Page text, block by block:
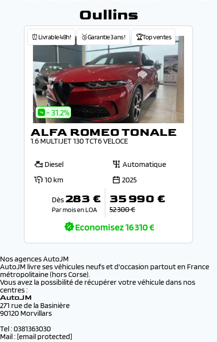
Oullins
⏰Livrable 48h! 🥉Garantie 3 ans ! 🏆Top ventes
- 31.2%
ALFA ROMEO TONALE
1.6 MULTIJET 130 TCT6 VELOCE
Diesel
Automatique
10 km
2025
Dès 283 €
Par mois en LOA
35 990 €
52 300 €
Economisez16 310 €
Nos agences AutoJM
AutoJM livre ses véhicules neufs et d'occasion partout en France
métropolitaine (hors Corse).
Vous avez la possibilité de récupérer votre véhicule dans nos
centres :
AutoJM
271 rue de la Basinière
90120 Morvillars
Tel : 0381363030
Mail : [email protected]